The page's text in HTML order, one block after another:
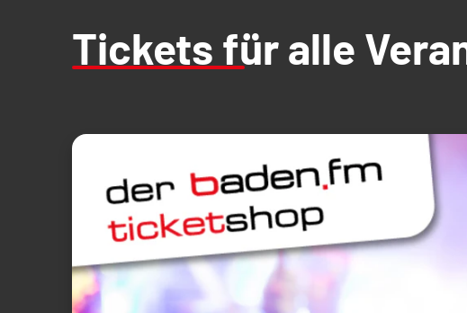
Tickets für alle